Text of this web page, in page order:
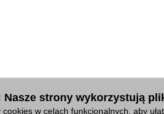
Nasze strony wykorzystują
cookies w celach funkcjonalnych, aby